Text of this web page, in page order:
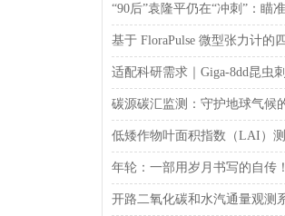
年轮：一部用岁月书写的自传！